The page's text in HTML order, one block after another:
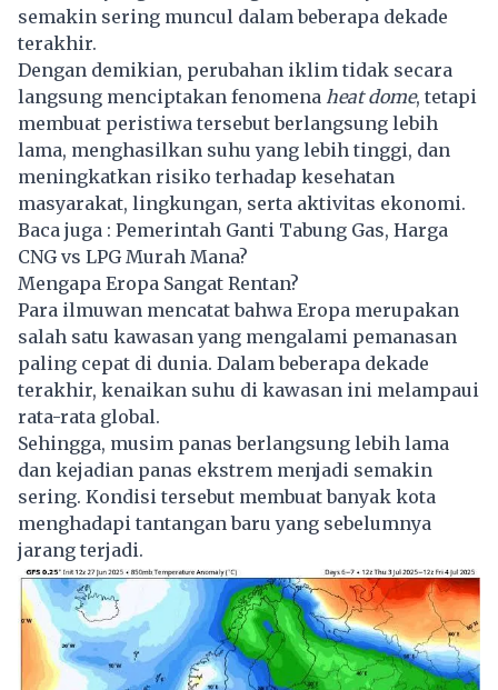
semakin sering muncul dalam beberapa dekade
terakhir.
Dengan demikian, perubahan iklim tidak secara
langsung menciptakan fenomena heat dome, tetapi
membuat peristiwa tersebut berlangsung lebih
lama, menghasilkan suhu yang lebih tinggi, dan
meningkatkan risiko terhadap kesehatan
masyarakat, lingkungan, serta aktivitas ekonomi.
Baca juga : Pemerintah Ganti Tabung Gas, Harga
CNG vs LPG Murah Mana?
Mengapa Eropa Sangat Rentan?
Para ilmuwan mencatat bahwa Eropa merupakan
salah satu kawasan yang mengalami pemanasan
paling cepat di dunia. Dalam beberapa dekade
terakhir, kenaikan suhu di kawasan ini melampaui
rata-rata global.
Sehingga, musim panas berlangsung lebih lama
dan kejadian panas ekstrem menjadi semakin
sering. Kondisi tersebut membuat banyak kota
menghadapi tantangan baru yang sebelumnya
jarang terjadi.